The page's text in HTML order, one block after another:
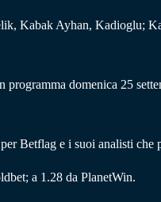
Kabak Ayhan, Kadioglu;
programma domenica 25
Betflag e i suoi analisti che
a 1.28 da PlanetWin.